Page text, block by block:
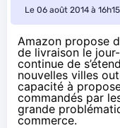
Le 06 août 2014 à 16h15
Amazon propose
de livraison le
continue de
nouvelles villes
capacité à
commandés par
grande
commerce.